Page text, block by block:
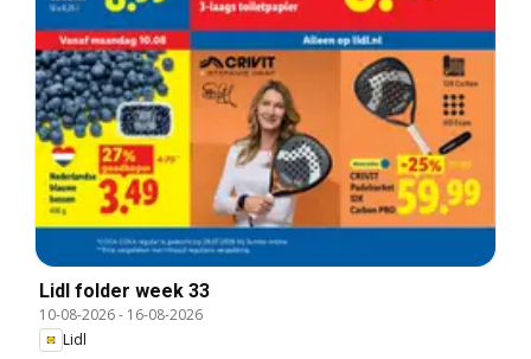
Lidl folder week 33
10-08-2026- 16-08-2026
Lidl